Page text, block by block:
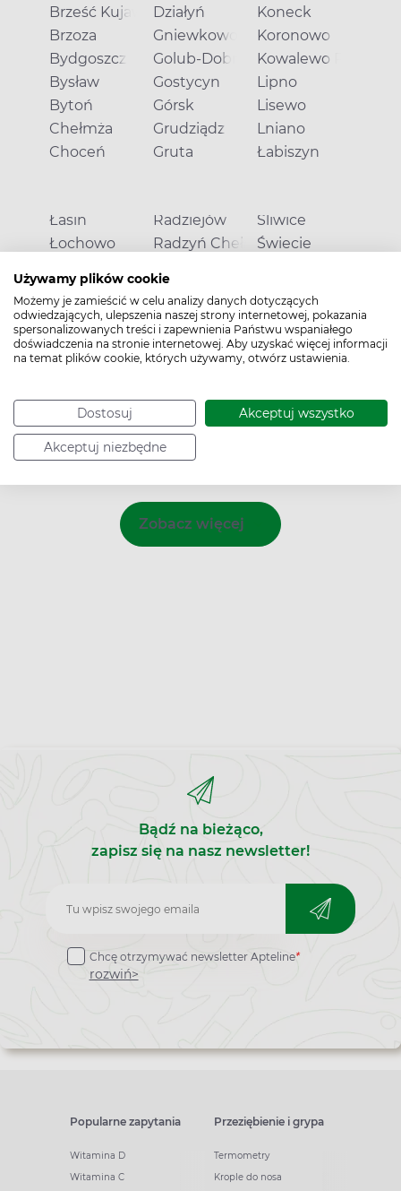
Używamy plików cookie
Możemy je zamieścić w celu analizy danych dotyczących
odwiedzających, ulepszenia naszej strony internetowej, pokazania
spersonalizowanych treści i zapewnienia Państwu wspaniałego
doświadczenia na stronie internetowej. Aby uzyskać więcej informacji
na temat plików cookie, których używamy, otwórz ustawienia.
Dostosuj Akceptuj wszystko
Akceptuj niezbędne
Brześć Kujawski
Brzoza
Bydgoszcz
Bysław
Bytoń
Chełmża
Choceń
Działyń
Gniewkowo
Golub-Dobrzyń
Gostycyn
Górsk
Grudziądz
Gruta
Koneck
Koronowo
Kowalewo
Lipno
Lisewo
Lniano
Łabiszyn
Łasin
Łochowo
Mąkowarsko
Mełno
Mogilno
Nowa Wieś Królewska
Płużnica
Pokrzydowo
Radziejów
Radzyń Chełmiński
Ryńsk
Rypin
Sępólno Krajeńskie
Skrwilno
Strzelno
Śliwice
Świecie
Tuchola
Unisław
Waganiec
Wąpielsk
Wielka Nieszawka
Zobacz więcej
Bądź na bieżąco,
zapisz się na nasz newsletter!
Zapisz
do
newslettera
Chcę otrzymywać newsletter Apteline*
rozwiń>
Popularne zapytania
Witamina D
Witamina C
Przeziębienie i grypa
Termometry
Krople do nosa